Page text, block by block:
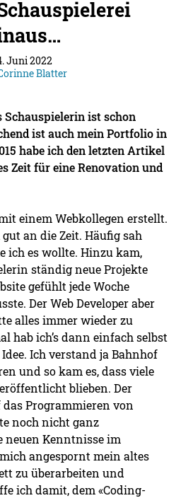
Juni 2022
Blatter
ist schon
ist auch mein Portfolio in
habe ich den letzten Artikel
Zeit für eine Renovation und
einem Webkollegen erstellt.
an die Zeit. Häufig sah
ich es wollte. Hinzu kam,
ständig neue Projekte
gefühlt jede Woche
Der Web Developer aber
alles immer wieder zu
hab ich’s dann einfach selbst
Ich verstand ja Bahnhof
und so kam es, dass viele
blieben. Der
das Programmieren von
noch nicht ganz
neuen Kenntnisse im
angespornt mein altes
zu überarbeiten und
ich damit, dem «Coding-